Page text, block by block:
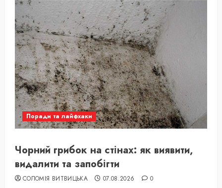
Поради та лайфхаки
Чорний грибок на стінах: як виявити,
видалити та запобігти
СОЛОМІЯ ВИТВИЦЬКА 07.08.2026 0